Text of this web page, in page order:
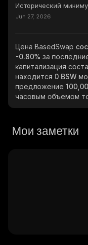
Исторический
Jun 27, 2026
Цена BasedSwap
-0.80% за
капитализация
находится 0 BSW
предложение
часовым объемом
Мои заметки